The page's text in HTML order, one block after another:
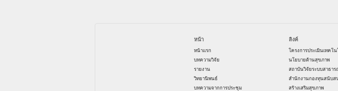
หน้า
หน้าแรก
บทความวิจัย
รายงาน
วิทยานิพนธ์
บทความจากการประชุม
ลิงค์
โครงการประเมินเทคโ
นโยบายด้านสุขภาพ
สถาบันวิจัยระบบสาธา
สำนักงานกองทุนสนับส
สร้างเสริมสุขภาพ